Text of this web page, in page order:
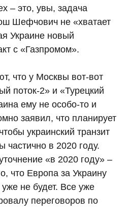
– это, увы, задача
Шефчович не «хватает
Украине новый
с «Газпромом».
что у Москвы вот-вот
поток-2» и «Турецкий
ему не особо-то и
заявил, что планирует
украинский транзит
частично в 2020 году.
«в 2020 году» –
что Европа за Украину
не будет. Все уже
переговоров по